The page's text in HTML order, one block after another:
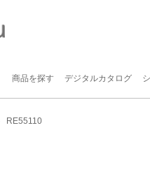
商品を探す デジタルカタログ
RE55110